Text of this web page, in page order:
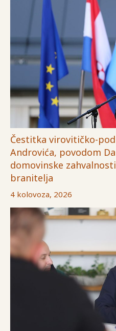
Čestitka virovitičko-
Androvića, povodom
domovinske
branitelja
4 kolovoza, 2026